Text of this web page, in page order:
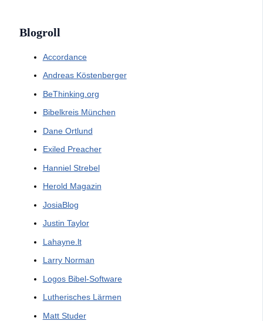
Blogroll
Accordance
Andreas Köstenberger
BeThinking.org
Bibelkreis München
Dane Ortlund
Exiled Preacher
Hanniel Strebel
Herold Magazin
JosiaBlog
Justin Taylor
Lahayne.lt
Larry Norman
Logos Bibel-Software
Lutherisches Lärmen
Matt Studer